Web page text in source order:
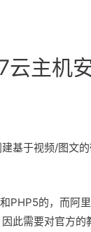
云主机
基于视频/图文
PHP5的，而阿
此需要对官方的